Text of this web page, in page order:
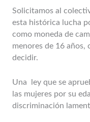
Solicitamos al
esta histórica lucha
como moneda de
menores de 16 años,
decidir.
Una ley que se
las mujeres por su
discriminación